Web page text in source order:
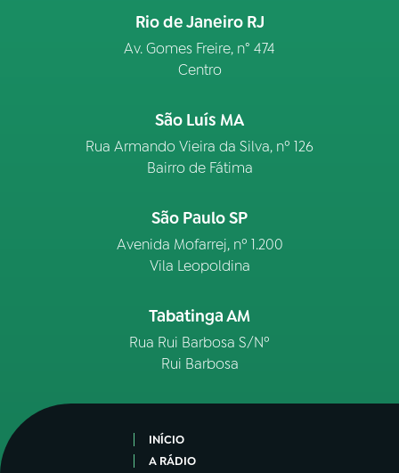
Rio de Janeiro RJ
Av. Gomes Freire, n° 474
Centro
São Luís MA
Rua Armando Vieira da Silva, nº 126
Bairro de Fátima
São Paulo SP
Avenida Mofarrej, nº 1.200
Vila Leopoldina
Tabatinga AM
Rua Rui Barbosa S/Nº
Rui Barbosa
INÍCIO
A RÁDIO